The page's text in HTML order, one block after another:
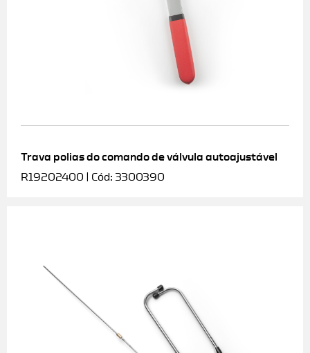
Trava polias do comando de válvula autoajustável
R19202400 | Cód: 3300390